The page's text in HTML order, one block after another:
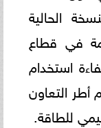
الحالية
في قطاع
استخدام
أطر التعاون
للطاقة.